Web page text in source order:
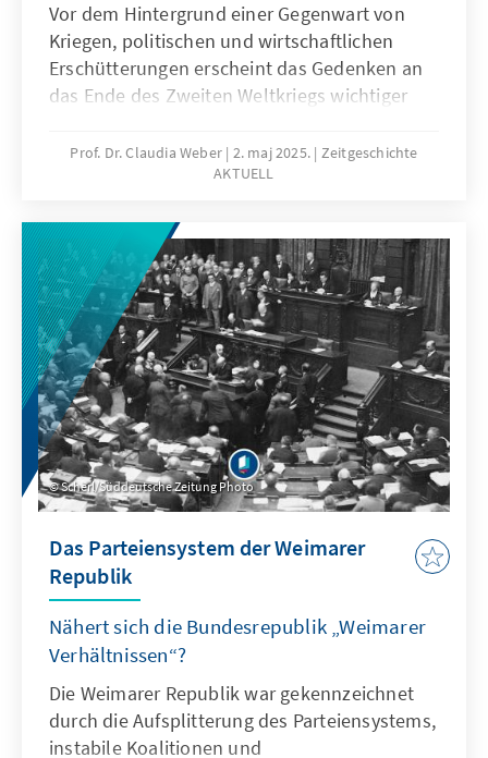
Vor dem Hintergrund einer Gegenwart von
Kriegen, politischen und wirtschaftlichen
Erschütterungen erscheint das Gedenken an
das Ende des Zweiten Weltkriegs wichtiger
die Schrecken dieser Zeit Europa nicht vor
einem neuen Krieg bewahren. In der 19.
Claudia Weber mit der Frage, wie sich
Erinnerung verändert und vor welchen
Herausforderungen das Gedenken an den
Zweiten Weltkrieg steht.
Prof. Dr. Claudia Weber 2. maj 2025. Zeitgeschichte
AKTUELL
Scherl/Süddeutsche Zeitung Photo
Das Parteiensystem der Weimarer
Republik
Nähert sich die Bundesrepublik „Weimarer
Verhältnissen“?
Die Weimarer Republik war gekennzeichnet
durch die Aufsplitterung des Parteiensystems,
instabile Koalitionen und